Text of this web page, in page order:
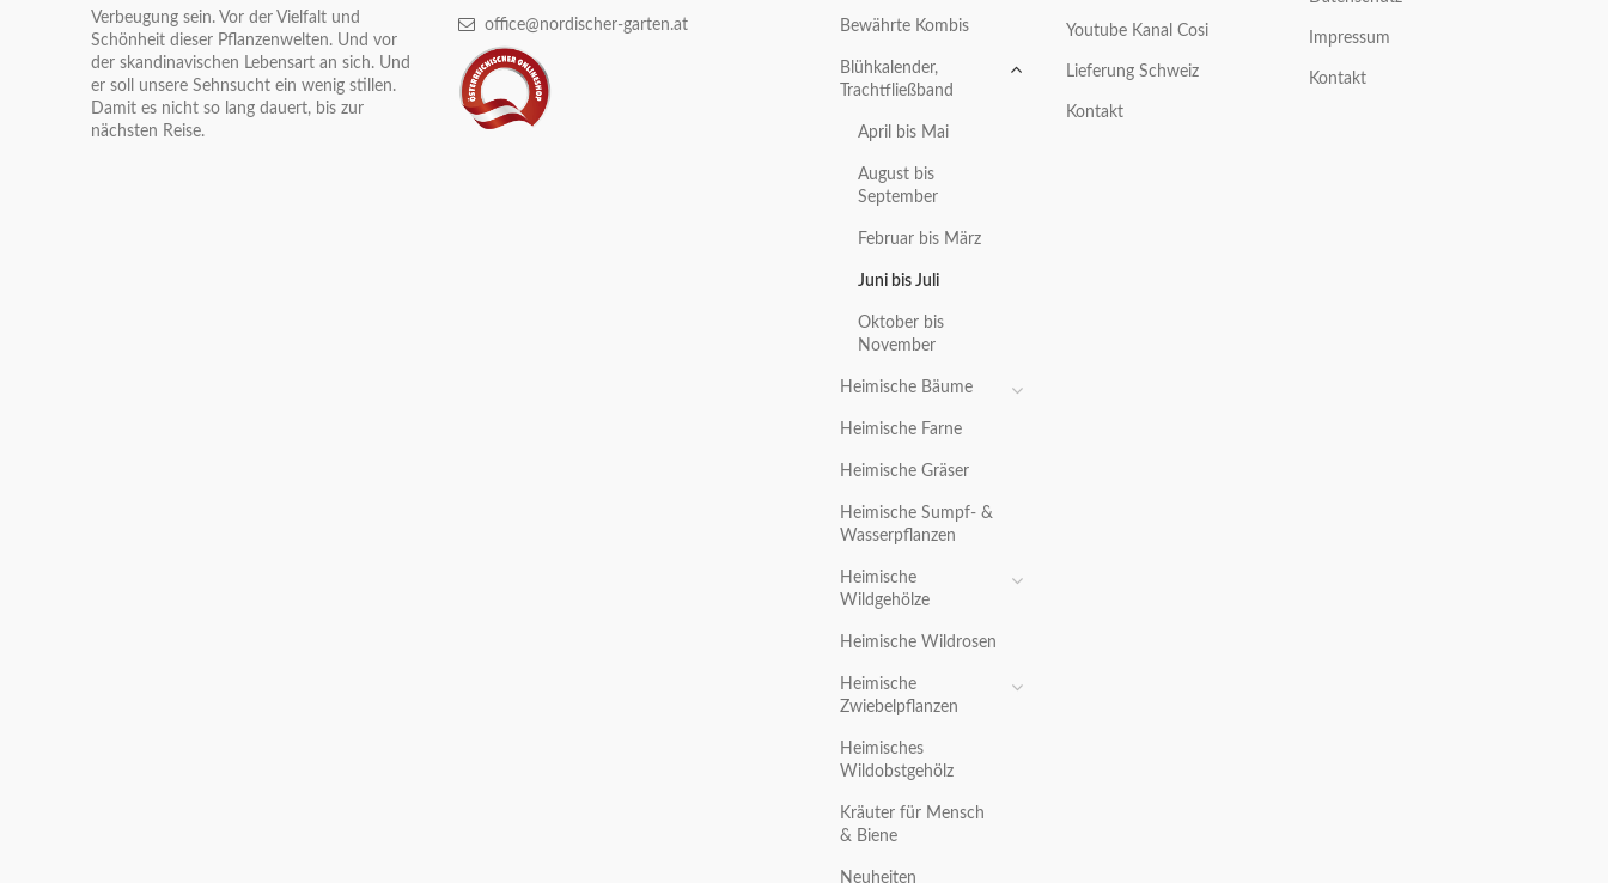
Verbeugung sein. Vor der Vielfalt und
Schönheit dieser Pflanzenwelten. Und vor
der skandinavischen Lebensart an sich. Und
er soll unsere Sehnsucht ein wenig stillen.
Damit es nicht so lang dauert, bis zur
nächsten Reise.
office@nordischer-garten.at
Bewährte Kombis
Blühkalender,
Trachtfließband
April bis Mai
August bis
September
Februar bis März
Juni bis Juli
Oktober bis
November
Heimische Bäume
Heimische Farne
Heimische Gräser
Heimische Sumpf- &
Wasserpflanzen
Heimische
Wildgehölze
Heimische Wildrosen
Heimische
Zwiebelpflanzen
Heimisches
Wildobstgehölz
Kräuter für Mensch
& Biene
Neuheiten
Youtube Kanal Cosi
Lieferung Schweiz
Kontakt
Impressum
Kontakt